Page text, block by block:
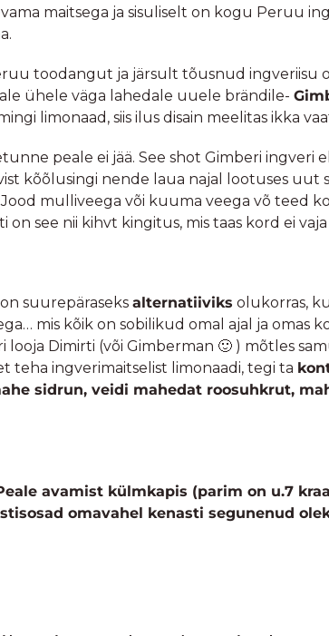
maitsega ja sisuliselt on kogu Peruu
toodangut ja järsult tõusnud ingveriisu
ühele väga lahedale uuele brändile-
limonaad, siis ilus disain meelitas ikka
peale ei jää. See shot Gimberi ingveri
kõõlusingi nende laua najal lootuses uut
mulliveega või kuuma veega võ teed
see nii kihvt kingitus, mis taas kord ei
on suurepäraseks alternatiiviks olukorras,
mis kõik on sobilikud omal ajal ja omas
looja Dimirti (või Gimberman 🙂 ) mõtles
teha ingverimaitselist limonaadi, tegi ta
sidrun, veidi mahedat roosuhkrut,
avamist külmkapis (parim on u.7
omavahel kenasti segunenud